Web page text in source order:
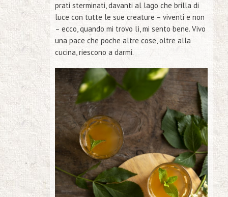
prati sterminati, davanti al lago che brilla di
luce con tutte le sue creature – viventi e non
– ecco, quando mi trovo lì, mi sento bene. Vivo
una pace che poche altre cose, oltre alla
cucina, riescono a darmi.